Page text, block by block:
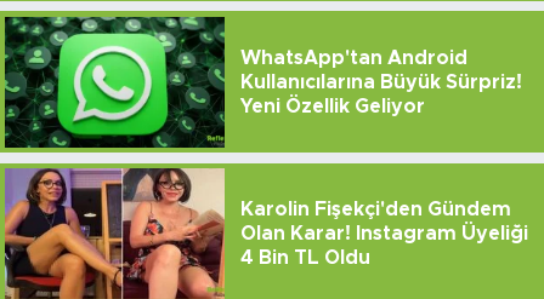
WhatsApp'tan Android
Kullanıcılarına Büyük Sürpriz!
Yeni Özellik Geliyor
Karolin Fişekçi'den Gündem
Olan Karar! Instagram Üyeliği
4 Bin TL Oldu